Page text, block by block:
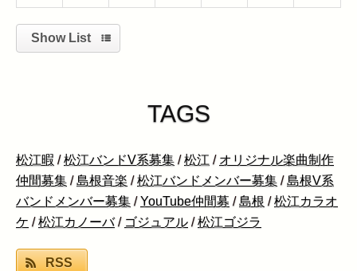
Show List
TAGS
松江暇 /松江バンドV系募集 /松江 / オリジナル楽曲制作
仲間募集 /島根音楽 /松江バンドメンバー募集 /島根V系
バンドメンバー募集 /YouTube仲間募 /島根 /松江カラオ
ケ /松江カノーバ / ゴジュアル /松江ゴジラ
RSS